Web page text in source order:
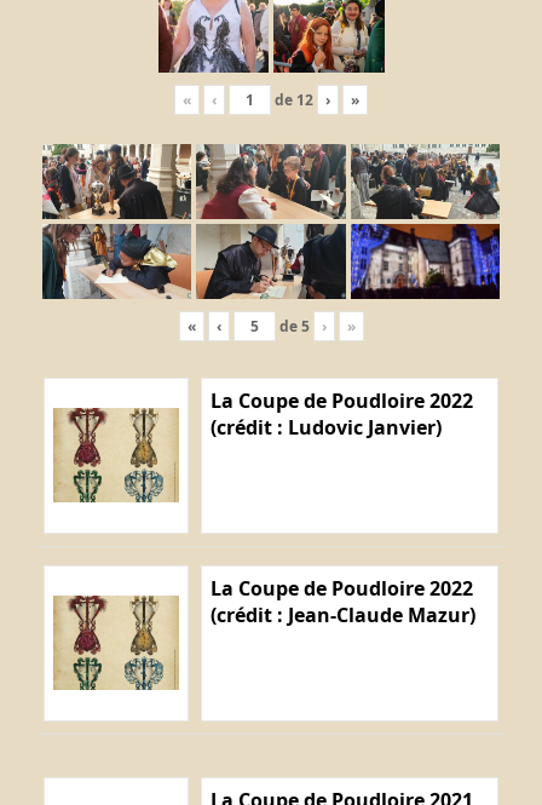
« ‹ de 12 › »
« ‹ de5 › »
La Coupe de Poudloire 2022
(crédit : Ludovic Janvier)
La Coupe de Poudloire 2022
(crédit : Jean-Claude Mazur)
La Coupe de Poudloire 2021